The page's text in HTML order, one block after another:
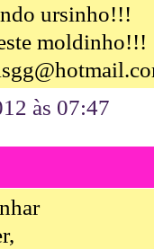
ursinho!!!
moldinho!!!
às 07:47